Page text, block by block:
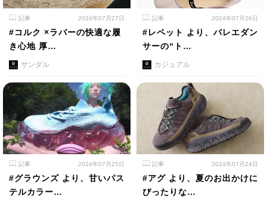
記事 2024年07月27日
#コルク ×ラバーの快適な履
き心地 厚…
サンダル
記事 2024年07月26日
#レペット より、バレエダン
サーの“ト…
カジュアル
記事 2024年07月25日
#グラウンズ より、甘いパス
テルカラー…
記事 2024年07月24日
#アグ より、夏のお出かけに
ぴったりな…